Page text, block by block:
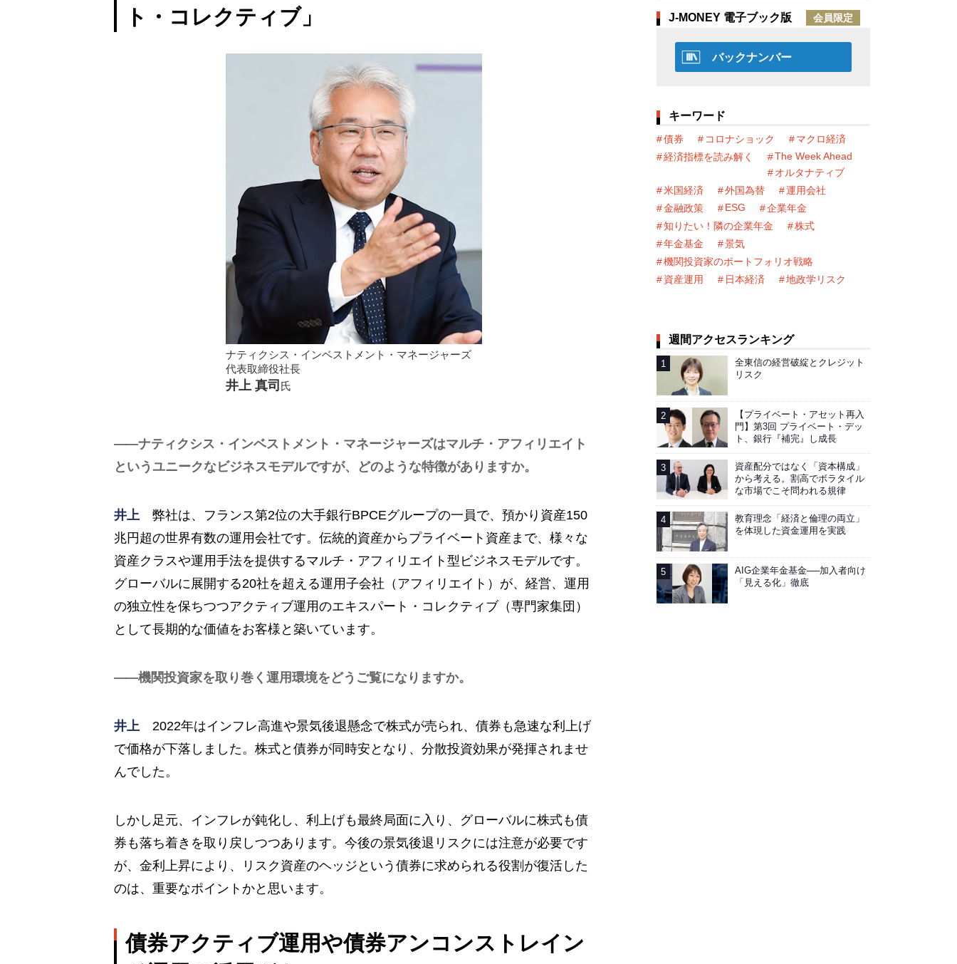
ト・コレクティブ」
ナティクシス・インベストメント・マネージャーズ
代表取締役社長
井上 真司 氏
ナティクシス・インベストメント・マネージャーズはマルチ・アフィリエイト
というユニークなビジネスモデルですが、どのような特徴がありますか。
井上弊社は、フランス第2位の大手銀行BPCEグループの一員で、預かり資産150
兆円超の世界有数の運用会社です。伝統的資産からプライベート資産まで、様々な
資産クラスや運用手法を提供するマルチ・アフィリエイト型ビジネスモデルです。
グローバルに展開する20社を超える運用子会社（アフィリエイト）が、経営、運用
の独立性を保ちつつアクティブ運用のエキスパート・コレクティブ（専門家集団）
として長期的な価値をお客様と築いています。
機関投資家を取り巻く運用環境をどうご覧になりますか。
井上2022年はインフレ高進や景気後退懸念で株式が売られ、債券も急速な利上げ
で価格が下落しました。株式と債券が同時安となり、分散投資効果が発揮されませ
んでした。
しかし足元、インフレが鈍化し、利上げも最終局面に入り、グローバルに株式も債
券も落ち着きを取り戻しつつあります。今後の景気後退リスクには注意が必要です
が、金利上昇により、リスク資産のヘッジという債券に求められる役割が復活した
のは、重要なポイントかと思います。
債券アクティブ運用や債券アンコンストレイン
J-MONEY 電子ブック版 会員限定
バックナンバー
キーワード
債券 コロナショック
マクロ経済
経済指標を読み解く
The Week Ahead
オルタナティブ
米国経済
外国為替
運用会社
金融政策
ESG
企業年金
知りたい！隣の企業年金
株式
年金基金
景気
機関投資家のポートフォリオ戦略
資産運用
日本経済 地政学リスク
週間アクセスランキング
全東信の経営破綻とクレジット
リスク
【プライベート・アセット再入
門】第3回 プライベート・デッ
ト、銀行『補完』し成長
資産配分ではなく「資本構成」
から考える。割高でボラタイル
な市場でこそ問われる規律
教育理念「経済と倫理の両立」
を体現した資金運用を実践
AIG企業年金基金──加入者向け
「見える化」徹底